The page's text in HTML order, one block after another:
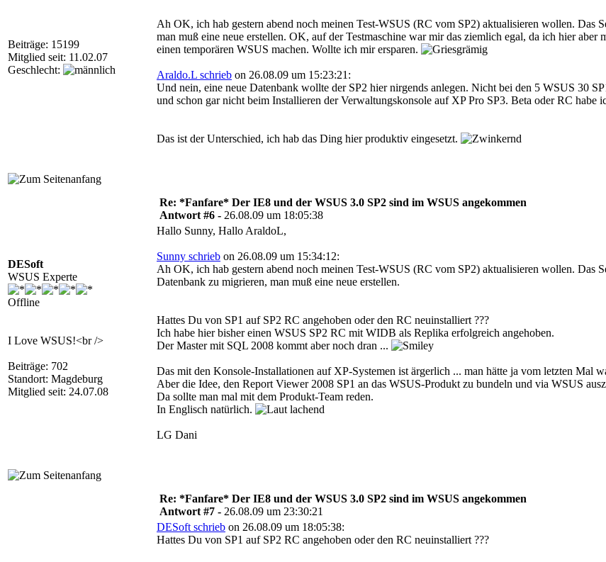
Beiträge: 15199
Mitglied seit: 11.02.07
Geschlecht:
Ah OK, ich hab gestern abend noch meinen Test-WSUS (RC vom SP2) aktualisieren wollen. Das
man muß eine neue erstellen. OK, auf der Testmaschine war mir das ziemlich egal, da ich hier
einen temporären WSUS machen. Wollte ich mir ersparen.
Araldo.L schrieb on 26.08.09 um 15:23:21:
Und nein, eine neue Datenbank wollte der SP2 hier nirgends anlegen. Nicht bei den 5 WSUS 30
und schon gar nicht beim Installieren der Verwaltungskonsole auf XP Pro SP3. Beta oder RC habe
Das ist der Unterschied, ich hab das Ding hier produktiv eingesetzt.
DESoft
WSUS Experte
Offline
I Love WSUS!<br />
Beiträge: 702
Standort: Magdeburg
Mitglied seit: 24.07.08
Re: *Fanfare* Der IE8 und der WSUS 3.0 SP2 sind im WSUS angekommen
Antwort #6 - 26.08.09 um 18:05:38
Hallo Sunny, Hallo AraldoL,
Sunny schrieb on 26.08.09 um 15:34:12:
Ah OK, ich hab gestern abend noch meinen Test-WSUS (RC vom SP2) aktualisieren wollen. Das
Datenbank zu migrieren, man muß eine neue erstellen.
Hattes Du von SP1 auf SP2 RC angehoben oder den RC neuinstalliert ???
Ich habe hier bisher einen WSUS SP2 RC mit WIDB als Replika erfolgreich angehoben.
Der Master mit SQL 2008 kommt aber noch dran ...
Das mit den Konsole-Installationen auf XP-Systemen ist ärgerlich ... man hätte ja vom letzten Mal
Aber die Idee, den Report Viewer 2008 SP1 an das WSUS-Produkt zu bundeln und via WSUS
Da sollte man mal mit dem Produkt-Team reden.
In Englisch natürlich.
LG Dani
Re: *Fanfare* Der IE8 und der WSUS 3.0 SP2 sind im WSUS angekommen
Antwort #7 - 26.08.09 um 23:30:21
DESoft schrieb on 26.08.09 um 18:05:38:
Hattes Du von SP1 auf SP2 RC angehoben oder den RC neuinstalliert ???